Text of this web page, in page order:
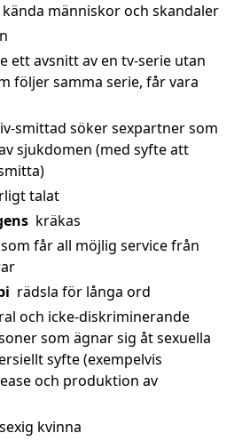
människor och skandaler
ett avsnitt av en tv-serie utan
följer samma serie, får vara
smittad söker sexpartner som
sjukdomen (med syfte att
talat
kräkas
får all möjlig service från
rädsla för långa ord
och icke-diskriminerande
som ägnar sig åt sexuella
syfte (exempelvis
och produktion av
kvinna